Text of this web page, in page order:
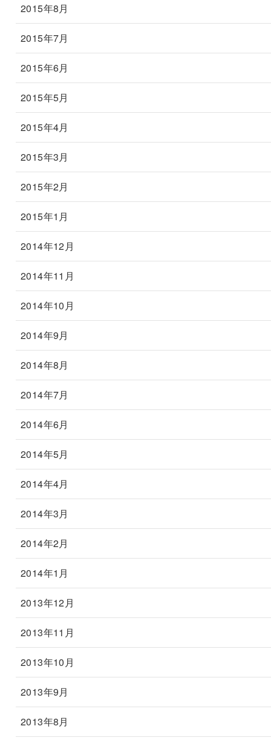
2015年8月
2015年7月
2015年6月
2015年5月
2015年4月
2015年3月
2015年2月
2015年1月
2014年12月
2014年11月
2014年10月
2014年9月
2014年8月
2014年7月
2014年6月
2014年5月
2014年4月
2014年3月
2014年2月
2014年1月
2013年12月
2013年11月
2013年10月
2013年9月
2013年8月